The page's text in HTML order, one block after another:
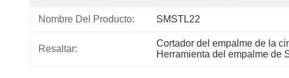
Nombre Del Producto: SMSTL22
Resaltar:
Cortador del empalme de la
Herramienta del empalme de